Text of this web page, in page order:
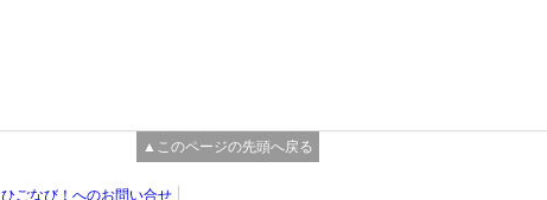
▲このページの先頭へ戻る
ひごなび！へのお問い合せ